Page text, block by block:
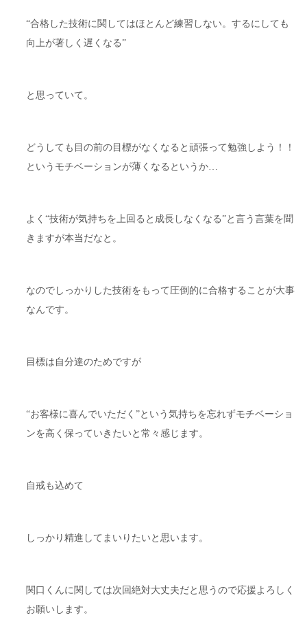
“合格した技術に関してはほとんど練習しない。するにしても
向上が著しく遅くなる”
と思っていて。
どうしても目の前の目標がなくなると頑張って勉強しよう！！
というモチベーションが薄くなるというか…
よく“技術が気持ちを上回ると成長しなくなる”と言う言葉を聞
きますが本当だなと。
なのでしっかりした技術をもって圧倒的に合格することが大事
なんです。
目標は自分達のためですが
“お客様に喜んでいただく”という気持ちを忘れずモチベーショ
ンを高く保っていきたいと常々感じます。
自戒も込めて
しっかり精進してまいりたいと思います。
関口くんに関しては次回絶対大丈夫だと思うので応援よろしく
お願いします。